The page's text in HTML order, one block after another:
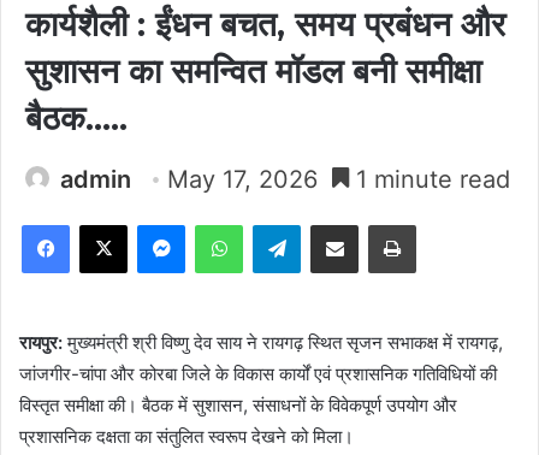
कार्यशैली : ईंधन बचत, समय प्रबंधन और
सुशासन का समन्वित मॉडल बनी समीक्षा
बैठक…..
admin May 17, 2026 1 minute read
Facebook
X MessengerWhatsAppTelegramShare via Email Print
रायपुर:मुख्यमंत्री श्री विष्णु देव साय ने रायगढ़ स्थित सृजन सभाकक्ष में रायगढ़,
जांजगीर-चांपा और कोरबा जिले के विकास कार्यों एवं प्रशासनिक गतिविधियों की
विस्तृत समीक्षा की। बैठक में सुशासन, संसाधनों के विवेकपूर्ण उपयोग और
प्रशासनिक दक्षता का संतुलित स्वरूप देखने को मिला।